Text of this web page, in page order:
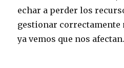
echar a perder los
gestionar correctamente
ya vemos que nos afectan.